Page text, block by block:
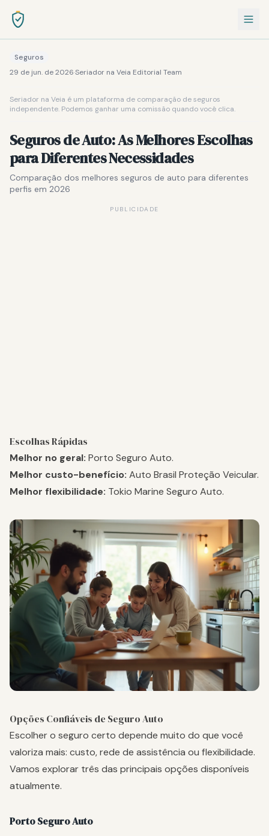
Seguros
29 de jun. de 2026·Seriador na Veia Editorial Team
Seriador na Veia é um plataforma de comparação de seguros
independente. Podemos ganhar uma comissão quando você clica.
Seguros de Auto: As Melhores Escolhas
para Diferentes Necessidades
Comparação dos melhores seguros de auto para diferentes
perfis em 2026
PUBLICIDADE
Escolhas Rápidas
Melhor no geral: Porto Seguro Auto.
Melhor custo-benefício: Auto Brasil Proteção Veicular.
Melhor flexibilidade: Tokio Marine Seguro Auto.
Opções Confiáveis de Seguro Auto
Escolher o seguro certo depende muito do que você
valoriza mais: custo, rede de assistência ou flexibilidade.
Vamos explorar três das principais opções disponíveis
atualmente.
Porto Seguro Auto